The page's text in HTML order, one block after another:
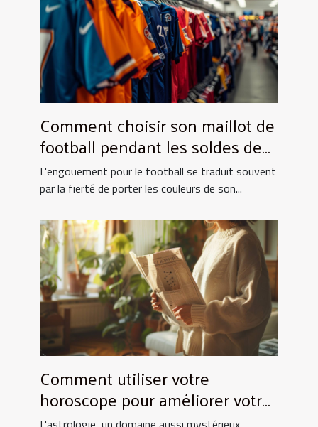
Comment choisir son maillot de
football pendant les soldes de
grande envergure
L'engouement pour le football se traduit souvent
par la fierté de porter les couleurs de son...
Comment utiliser votre
horoscope pour améliorer votre